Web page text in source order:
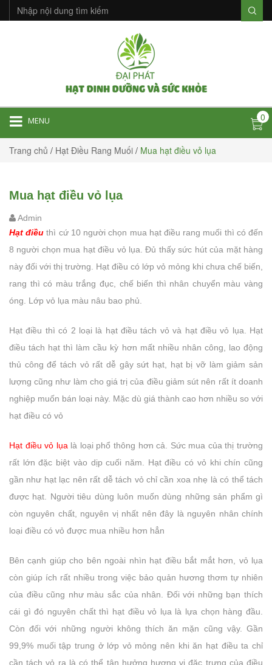
MENU 0
Trang chủ / Hạt Điều Rang Muối / Mua hạt điều vỏ lụa
Mua hạt điều vỏ lụa
Admin
Hạt điều thì cứ 10 người chọn mua hạt điều rang muối thì có đến
8 người chọn mua hạt điều vỏ lụa. Đủ thấy sức hút của mặt hàng
này đối với thị trường. Hạt điều có lớp vỏ mỏng khi chưa chế biến,
rang thì có màu trắng đục, chế biến thì nhân chuyển màu vàng
óng. Lớp vỏ lụa màu nâu bao phủ.
Hạt điều thì có 2 loại là hạt điều tách vỏ và hạt điều vỏ lụa. Hạt
điều tách hạt thì làm cầu kỳ hơn mất nhiều nhân công, lao động
thủ công để tách vỏ rất dễ gây sứt hạt, hạt bị vỡ làm giảm sản
lượng cũng như làm cho giá trị của điều giảm sút nên rất ít doanh
nghiệp muốn bán loại này. Mặc dù giá thành cao hơn nhiều so với
hạt điều có vỏ
Hạt điều vỏ lụa là loại phổ thông hơn cả. Sức mua của thị trường
rất lớn đặc biệt vào dịp cuối năm. Hạt điều có vỏ khi chín cũng
gần như hạt lạc nên rất dễ tách vỏ chỉ cần xoa nhẹ là có thể tách
được hạt. Người tiêu dùng luôn muốn dùng những sản phẩm gì
còn nguyên chất, nguyên vị nhất nên đây là nguyên nhân chính
loại điều có vỏ được mua nhiều hơn hẳn
Bên cạnh giúp cho bên ngoài nhìn hạt điều bắt mắt hơn, vỏ lụa
còn giúp ích rất nhiều trong việc bảo quản hương thơm tự nhiên
của điều cũng như màu sắc của nhân. Đối với những bạn thích
cái gì đó nguyên chất thì hạt điều vỏ lụa là lựa chọn hàng đầu.
Còn đối với những người không thích ăn mặn cũng vậy. Gần
99,9% muối tập trung ở lớp vỏ mỏng nên khi ăn hạt điều ta chỉ
cần tách vỏ ra là có thể tận hưởng hương vị đặc trưng của điều